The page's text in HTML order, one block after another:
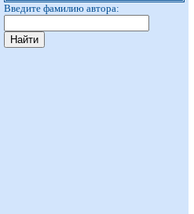
Введите фамилию автора: